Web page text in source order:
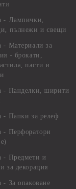
- Лампички,
пълнежи и свещи
- Материали за
- брокати,
пасти и
- Панделки, ширити
- Папки за релеф
- Перфоратори
- Предмети и
за декорация
- За опаковане